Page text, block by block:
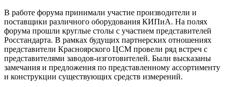
В работе форума принимали участие производители и
поставщики различного оборудования КИПиА. На полях
форума прошли круглые столы с участием представителей
Росстандарта. В рамках будущих партнерских отношениях
представители Красноярского ЦСМ провели ряд встреч с
представителями заводов-изготовителей. Были высказаны
замечания и предложения по представленному ассортименту
и конструкции существующих средств измерений.